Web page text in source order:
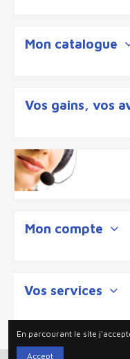
Mon catalogue
Vos gains, vos
Mon compte
Vos services
En parcourant le site
Accept